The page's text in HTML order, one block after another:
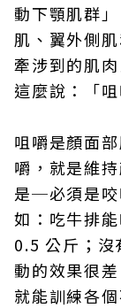
動下顎肌群
肌、翼外側
牽涉到的肌
這麼說：「
咀嚼是顏面
嚼，就是維
是─必須是咬
如：吃牛排
0.5 公斤；沒
動的效果很
就能訓練各